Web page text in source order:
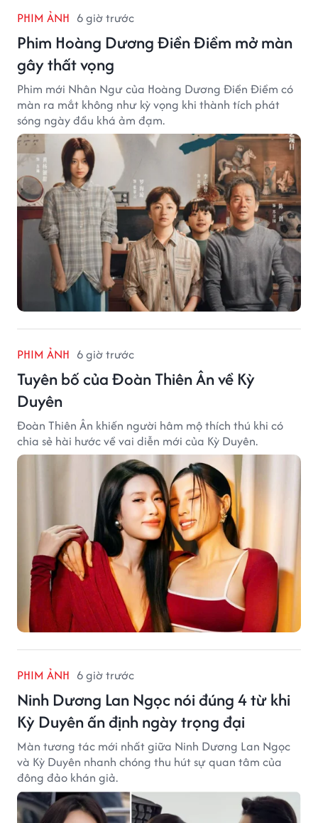
PHIM ẢNH 6 giờ trước
Phim Hoàng Dương Điền Điềm mở màn
gây thất vọng
Phim mới Nhân Ngư của Hoàng Dương Điền Điềm có
màn ra mắt không như kỳ vọng khi thành tích phát
sóng ngày đầu khá ảm đạm.
PHIM ẢNH 6 giờ trước
Tuyên bố của Đoàn Thiên Ân về Kỳ
Duyên
Đoàn Thiên Ân khiến người hâm mộ thích thú khi có
chia sẻ hài hước về vai diễn mới của Kỳ Duyên.
PHIM ẢNH 6 giờ trước
Ninh Dương Lan Ngọc nói đúng 4 từ khi
Kỳ Duyên ấn định ngày trọng đại
Màn tương tác mới nhất giữa Ninh Dương Lan Ngọc
và Kỳ Duyên nhanh chóng thu hút sự quan tâm của
đông đảo khán giả.